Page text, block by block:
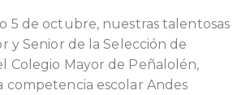
5 de octubre, nuestras talentosas
y Senior de la Selección de
Colegio Mayor de Peñalolén,
competencia escolar Andes